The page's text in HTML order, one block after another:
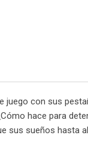
juego con sus
hace para
sus sueños hasta